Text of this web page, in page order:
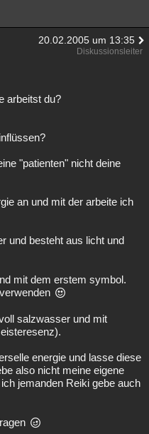
20.02.2005 um 13:35
Diskussionsleiter
arbeitst du?
"patienten" nicht deine
an und mit der arbeite ich
und besteht aus licht und
mit dem erstem symbol.
salzwasser und mit
energie und lasse diese
also nicht meine eigene
jemanden Reiki gebe auch